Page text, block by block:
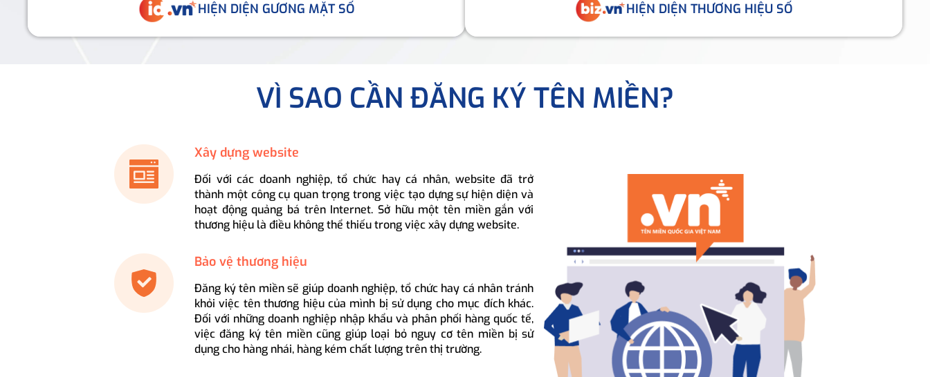
HIỆN DIỆN GƯƠNG MẶT SỐ HIỆN DIỆN THƯƠNG HIỆU SỐ
VÌ SAO CẦN ĐĂNG KÝ TÊN MIỀN?
Xây dựng website
Đối với các doanh nghiệp, tổ chức hay cá nhân, website đã trở
thành một công cụ quan trọng trong việc tạo dựng sự hiện diện và
hoạt động quảng bá trên Internet. Sở hữu một tên miền gắn với
thương hiệu là điều không thể thiếu trong việc xây dựng website.
Bảo vệ thương hiệu
Đăng ký tên miền sẽ giúp doanh nghiệp, tổ chức hay cá nhân tránh
khỏi việc tên thương hiệu của mình bị sử dụng cho mục đích khác.
Đối với những doanh nghiệp nhập khẩu và phân phối hàng quốc tế,
việc đăng ký tên miền cũng giúp loại bỏ nguy cơ tên miền bị sử
dụng cho hàng nhái, hàng kém chất lượng trên thị trường.